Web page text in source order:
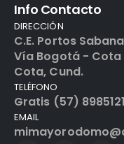
Info Contacto
DIRECCIÓN
C.E. Portos
Vía Bogotá - Cota
Cota, Cund.
TELÉFONO
Gratis (57) 8985121
EMAIL